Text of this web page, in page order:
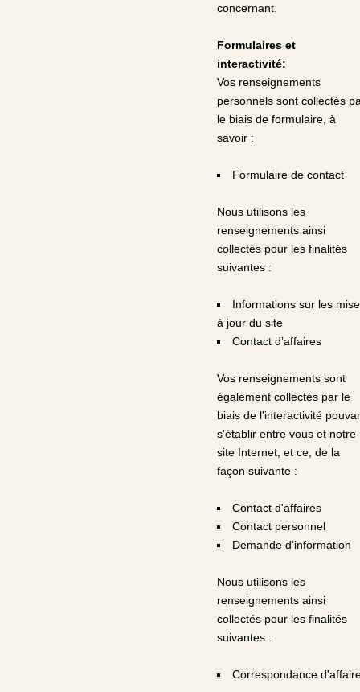
concernant.
Formulaires et
interactivité:
Vos renseignements
personnels sont collectés
le biais de formulaire, à
savoir :
Formulaire de contact
Nous utilisons les
renseignements ainsi
collectés pour les finalités
suivantes :
Informations sur les
à jour du site
Contact d’affaires
Vos renseignements sont
également collectés par le
biais de l'interactivité
s'établir entre vous et notre
site Internet, et ce, de la
façon suivante :
Contact d'affaires
Contact personnel
Demande d'information
Nous utilisons les
renseignements ainsi
collectés pour les finalités
suivantes :
Correspondance